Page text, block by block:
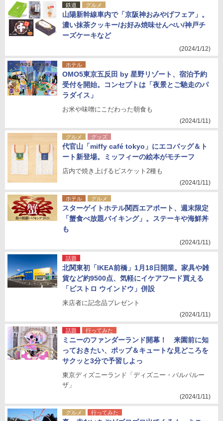
鉄道 グルメ
山陽新幹線車内で「京阪神おみやげフェア」。
濃い抹茶クッキー/お好み焼味せんべい/神戸チ
ーズケーキなど
(2024/1/12)
ホテル
OMO5東京五反田 by 星野リゾート、宿泊予約
受付を開始。コンセプトは「夜景とご馳走のパ
ラダイス」
お米や味噌にこだわった朝食も
(2024/1/11)
グルメ グッズ
代官山「miffy café tokyo」にエコバッグ＆ト
ート新登場。ミッフィーの絵本がモチーフ
店内で焼き上げるビスケット2種も
(2024/1/11)
ホテル グルメ
スターゲイトホテル関西エアポート、週末限定
「蟹食べ放題バイキング」。ステーキや海鮮丼
も
(2024/1/11)
話題
北関東初「IKEA前橋」1月18日開業。家具や雑
貨など約9500点、気軽にイケアフード買える
「ビストロ ウインドウ」併設
来店者に記念品プレゼント
(2024/1/11)
話題 行ってみた
ミニーのファンダーランド開幕！ 来園前に知
っておきたい、ポップ＆キュートな見どころを
サクッと3分で予習しよっ
東京ディズニーランド「ディズニー・パルパルー
ザ」
(2024/1/11)
グルメ 行ってみた